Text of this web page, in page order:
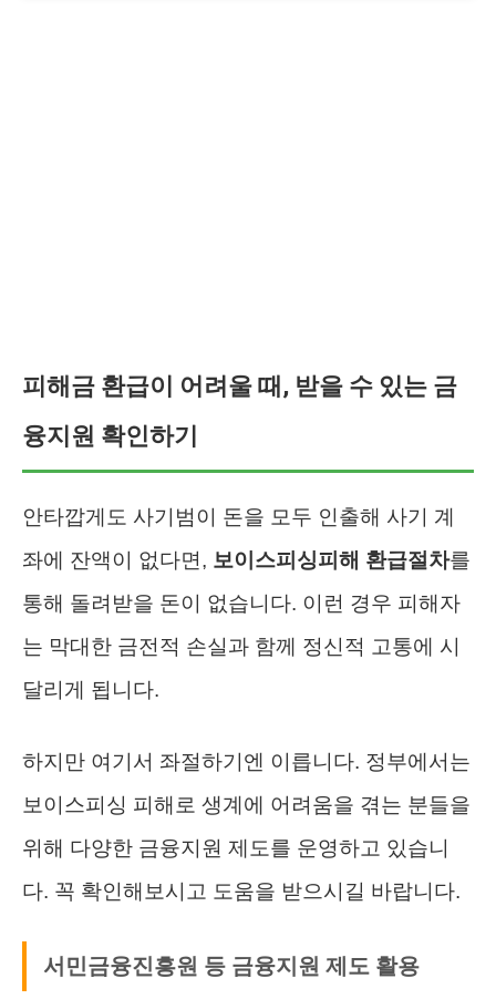
피해금 환급이 어려울 때, 받을 수 있는 금
융지원 확인하기
안타깝게도 사기범이 돈을 모두 인출해 사기 계
좌에 잔액이 없다면, 보이스피싱피해 환급절차를
통해 돌려받을 돈이 없습니다. 이런 경우 피해자
는 막대한 금전적 손실과 함께 정신적 고통에 시
달리게 됩니다.
하지만 여기서 좌절하기엔 이릅니다. 정부에서는
보이스피싱 피해로 생계에 어려움을 겪는 분들을
위해 다양한 금융지원 제도를 운영하고 있습니
다. 꼭 확인해보시고 도움을 받으시길 바랍니다.
서민금융진흥원 등 금융지원 제도 활용